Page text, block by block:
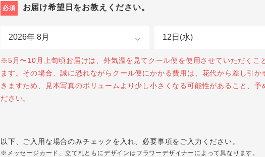
必須 お届け希望日をお教えください。
※5月〜10月上旬頃お届けは、外気温を見てクール便を使用させていただくこ
ます。その場合、誠に恐れながらクール便にかかる費用は、花代から差し引か
きますため、見本写真のボリュームより少し小さくなる可能性があること、予
ださい。
以下、ご入用な場合のみチェックを入れ、必要事項をご入力ください。
※メッセージカード、立て札ともにデザインはフラワーデザイナーによって異なります。